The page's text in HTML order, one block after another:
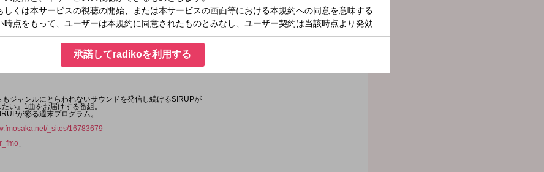
Chill Sound
ジャンルにとらわれないサウンドを発信し続けるSIRUPが
い』1曲をお届けする番組。
が彩る週末プログラム。
_sites/16783679
」
承諾してradikoを利用する